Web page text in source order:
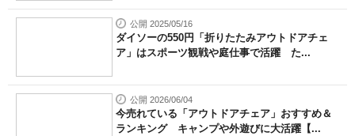
公開 2025/05/16
ダイソーの550円「折りたたみアウトドアチェ
ア」はスポーツ観戦や庭仕事で活躍 た...
公開 2026/06/04
今売れている「アウトドアチェア」おすすめ＆
ランキング キャンプや外遊びに大活躍【...